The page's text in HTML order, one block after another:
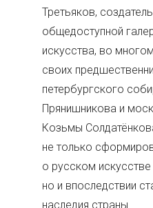
Третьяков,
общедоступной
искусства, во
своих
петербургского
Прянишникова и
Козьмы
не только
о русском
но и впоследствии
наследия страны.